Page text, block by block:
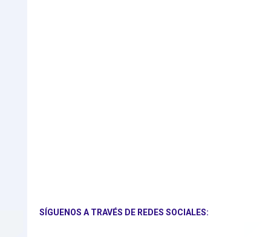
SÍGUENOS A TRAVÉS DE REDES SOCIALES: